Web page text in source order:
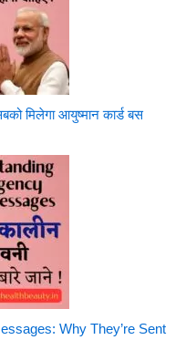
मिलेगा आयुष्मान कार्ड बस
Why They’re Sent